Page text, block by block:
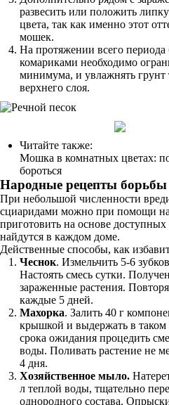
развесить или положить
цвета, так как именно этот
мошек.
На протяжении всего
комариками необходимо
минимума, и увлажнять грунт
верхнего слоя.
Читайте также:
Мошка в комнатных цветах:
бороться
Народные рецепты борьбы
При небольшой численности
сциаридами можно при помощи
приготовить на основе
найдутся в каждом доме.
Действенные способы, как
Чеснок. Измельчить 5-6
Настоять смесь сутки.
зараженные растения.
каждые 5 дней.
Махорка. Залить 40 г
крышкой и выдержать в таком
срока ожидания процедить
воды. Поливать растение не
4 дня.
Хозяйственное мыло.
л теплой воды, тщательно
однородного состава.